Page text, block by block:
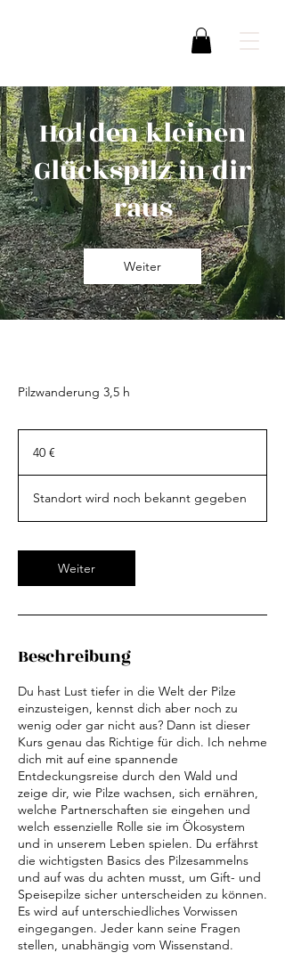
Hol den kleinen
Glückspilz in dir
raus
Weiter
Pilzwanderung 3,5 h
40 €
Standort wird noch bekannt gegeben
Weiter
Beschreibung
Du hast Lust tiefer in die Welt der Pilze
einzusteigen, kennst dich aber noch zu
wenig oder gar nicht aus? Dann ist dieser
Kurs genau das Richtige für dich. Ich nehme
dich mit auf eine spannende
Entdeckungsreise durch den Wald und
zeige dir, wie Pilze wachsen, sich ernähren,
welche Partnerschaften sie eingehen und
welch essenzielle Rolle sie im Ökosystem
und in unserem Leben spielen. Du erfährst
die wichtigsten Basics des Pilzesammelns
und auf was du achten musst, um Gift- und
Speisepilze sicher unterscheiden zu können.
Es wird auf unterschiedliches Vorwissen
eingegangen. Jeder kann seine Fragen
stellen, unabhängig vom Wissenstand.